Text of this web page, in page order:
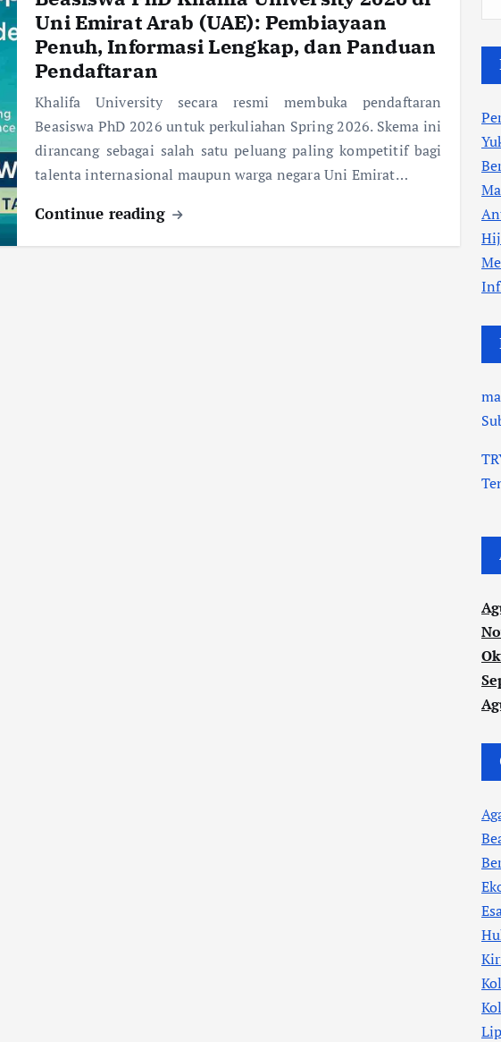
Uni Emirat Arab (UAE): Pembiayaan
Penuh, Informasi Lengkap, dan Panduan
Pendaftaran
Khalifa University secara resmi membuka pendaftaran
Beasiswa PhD 2026 untuk perkuliahan Spring 2026. Skema ini
dirancang sebagai salah satu peluang paling kompetitif bagi
talenta internasional maupun warga negara Uni Emirat…
Continue reading